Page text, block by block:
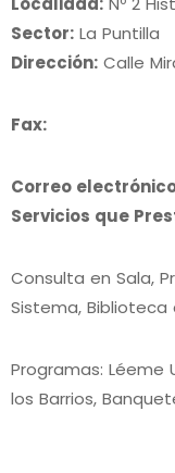
Sector: La Puntilla
Dirección: Calle
Fax:
Correo
Servicios que
Consulta en Sala,
Sistema, Biblioteca
Programas: Léeme
los Barrios,